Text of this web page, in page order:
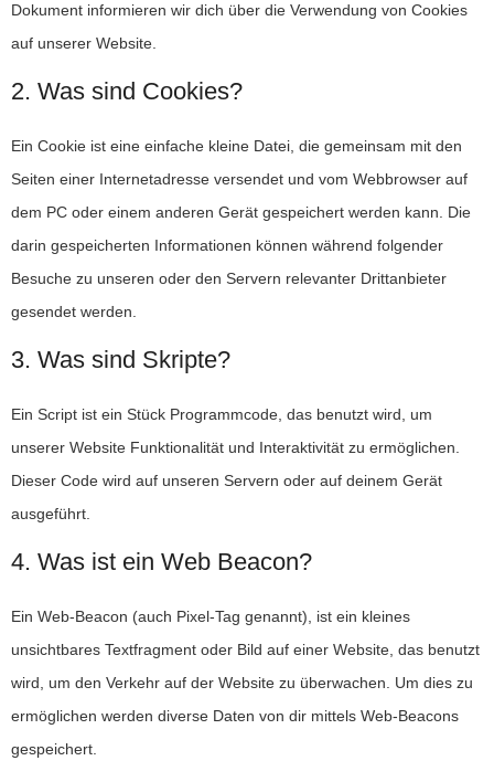
Dokument informieren wir dich über die Verwendung von Cookies
auf unserer Website.
2. Was sind Cookies?
Ein Cookie ist eine einfache kleine Datei, die gemeinsam mit den
Seiten einer Internetadresse versendet und vom Webbrowser auf
dem PC oder einem anderen Gerät gespeichert werden kann. Die
darin gespeicherten Informationen können während folgender
Besuche zu unseren oder den Servern relevanter Drittanbieter
gesendet werden.
3. Was sind Skripte?
Ein Script ist ein Stück Programmcode, das benutzt wird, um
unserer Website Funktionalität und Interaktivität zu ermöglichen.
Dieser Code wird auf unseren Servern oder auf deinem Gerät
ausgeführt.
4. Was ist ein Web Beacon?
Ein Web-Beacon (auch Pixel-Tag genannt), ist ein kleines
unsichtbares Textfragment oder Bild auf einer Website, das benutzt
wird, um den Verkehr auf der Website zu überwachen. Um dies zu
ermöglichen werden diverse Daten von dir mittels Web-Beacons
gespeichert.